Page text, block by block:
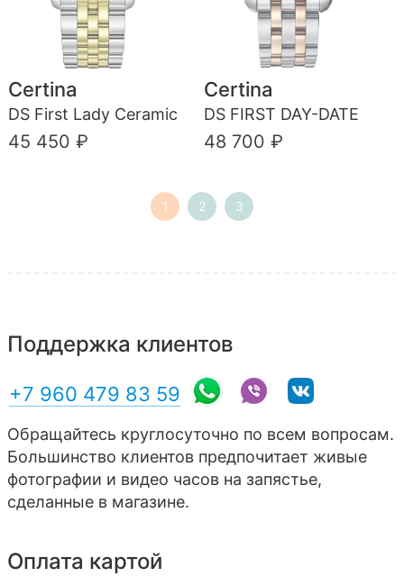
Certina
DS First Lady Ceramic
45 450 ₽
Certina
DS FIRST DAY-DATE
48 700 ₽
1 2 3
Поддержка клиентов
+7 960 479 83 59
Обращайтесь круглосуточно по всем вопросам.
Большинство клиентов предпочитает живые
фотографии и видео часов на запястье,
сделанные в магазине.
Оплата картой